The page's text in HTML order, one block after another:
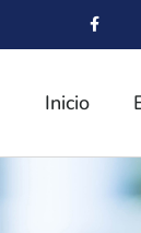
Inicio